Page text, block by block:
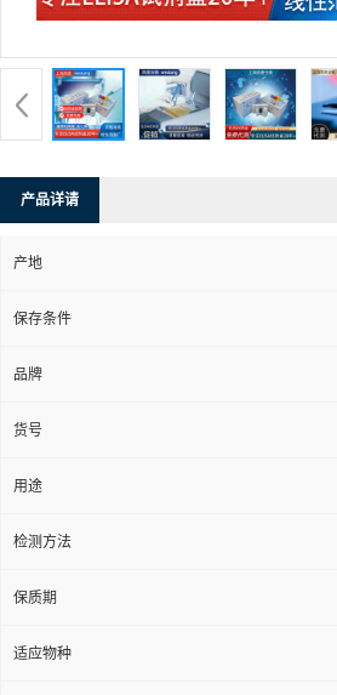
产品详请
产地
保存条件
品牌
货号
用途
检测方法
保质期
适应物种